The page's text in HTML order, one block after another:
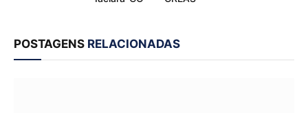
POSTAGENS RELACIONADAS